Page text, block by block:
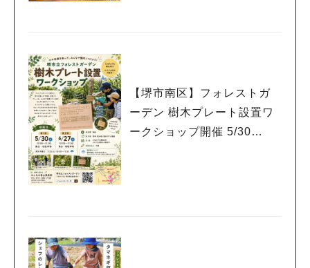
【堺市南区】フォレストガ
ーデン 樹木プレート設置ワ
ークショップ開催 5/30